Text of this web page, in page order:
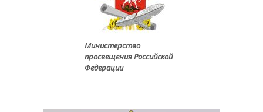
Министерство
просвещения Российской
Федерации